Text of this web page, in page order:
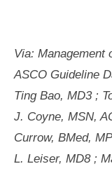
Via: Management
ASCO Guideline
Ting Bao, MD3 ;
J. Coyne, MSN,
Currow, BMed,
L. Leiser, MD8 ;